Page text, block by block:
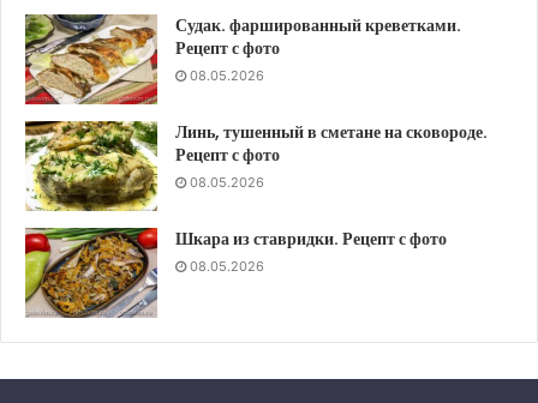
Судак. фаршированный креветками.
Рецепт с фото
08.05.2026
Линь, тушенный в сметане на сковороде.
Рецепт с фото
08.05.2026
Шкара из ставридки. Рецепт с фото
08.05.2026